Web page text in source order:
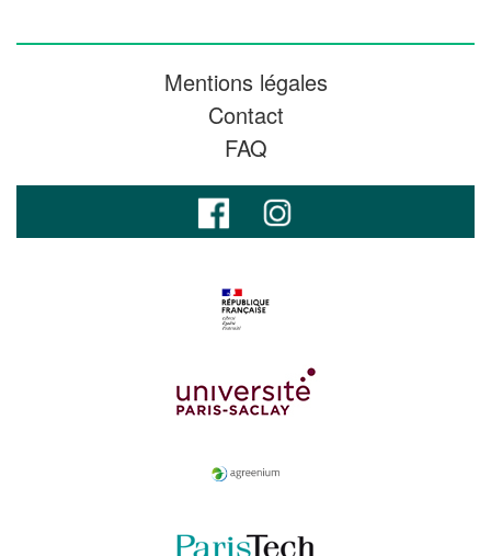
Mentions légales
Contact
FAQ